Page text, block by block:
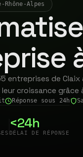
Alpes
entreprises de
croissance
Réponse sous 24h
<24h
DÉLAI DE RÉPONSE